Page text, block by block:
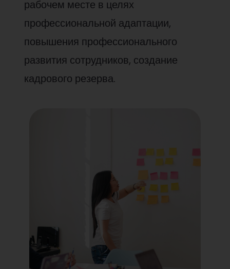
рабочем месте в целях
профессиональной адаптации,
повышения профессионального
развития сотрудников, создание
кадрового резерва.